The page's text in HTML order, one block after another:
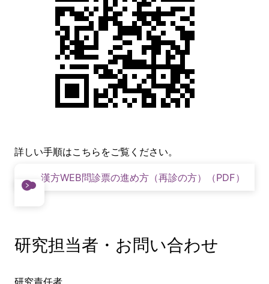
詳しい手順はこちらをご覧ください。
漢方WEB問診票の進め方（再診の方）（PDF）
研究担当者・お問い合わせ